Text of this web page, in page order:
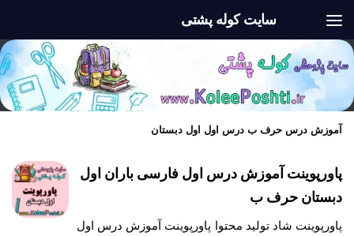
سایت کوله پشتی
آموزش درس حرف ب درس اول اول دبستان
پاورپوینت آموزش درس اول فارسی باران اول
دبستان حرف ب
پاورپوینت شاد تولید محتوا پاورپوینت آموزش درس اول